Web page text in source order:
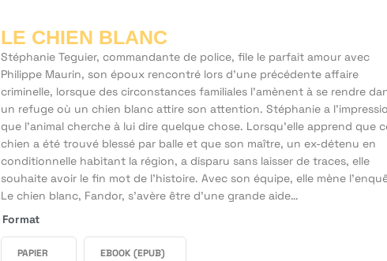
LE CHIEN BLANC
Stéphanie Teguier, commandante de police, file le parfait amour avec
Philippe Maurin, son époux rencontré lors d’une précédente affaire
criminelle, lorsque des circonstances familiales l’amènent à se rendre
un refuge où un chien blanc attire son attention. Stéphanie a
que l’animal cherche à lui dire quelque chose. Lorsqu’elle apprend que
chien a été trouvé blessé par balle et que son maître, un ex-détenu en
conditionnelle habitant la région, a disparu sans laisser de traces, elle
souhaite avoir le fin mot de l’histoire. Avec son équipe, elle mène
Le chien blanc, Fandor, s’avère être d’une grande aide…
Format
PAPIER EBOOK (EPUB)